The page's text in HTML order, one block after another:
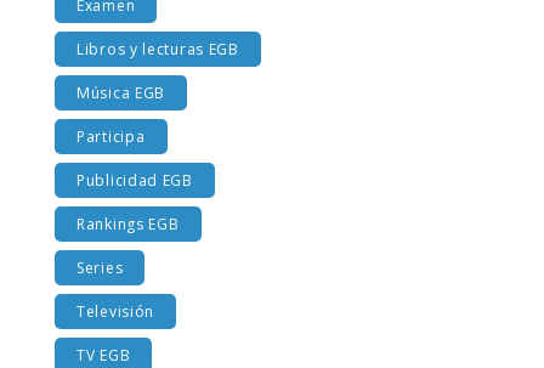
Examen
Libros y lecturas EGB
Música EGB
Participa
Publicidad EGB
Rankings EGB
Series
Televisión
TV EGB